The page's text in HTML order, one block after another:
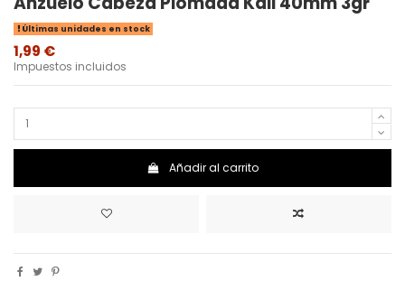
Últimas unidades en stock
1,99 €
Impuestos incluidos
Añadir al carrito